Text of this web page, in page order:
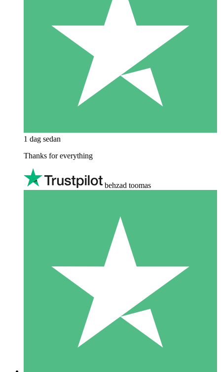
1 dag sedan
Thanks for everything
behzad toomas